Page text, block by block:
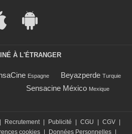
À L'ÉTRANGER
Espagne Beyazperde Turquie
Sensacine México Mexique
| Recrutement | Publicité | CGU | CGV |
cookies | Données Personnelles |